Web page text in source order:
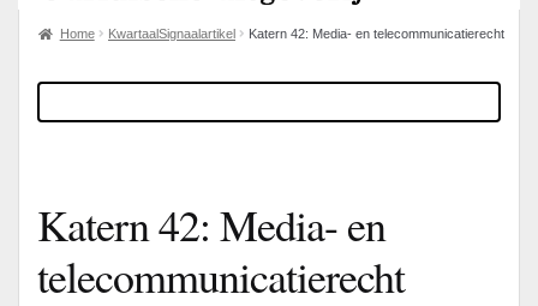
Home KwartaalSignaalartikel Katern 42: Media- en telecommunicatierecht
Katern 42: Media- en
telecommunicatierecht